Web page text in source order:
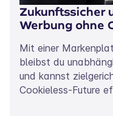
Zukunftssicher
Werbung ohne
Mit einer
bleibst du
und kannst
Cookieless-Future